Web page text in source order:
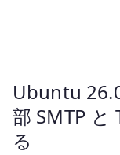
Ubuntu
部 SMTP と
る